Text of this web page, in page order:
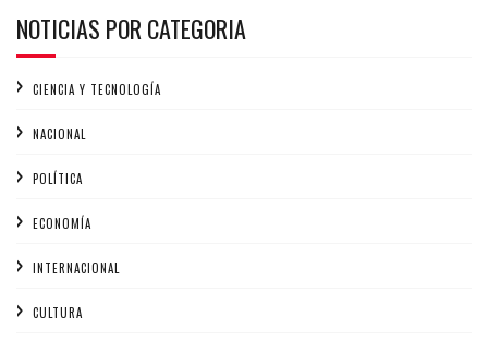
NOTICIAS POR CATEGORIA
CIENCIA Y TECNOLOGÍA
NACIONAL
POLÍTICA
ECONOMÍA
INTERNACIONAL
CULTURA